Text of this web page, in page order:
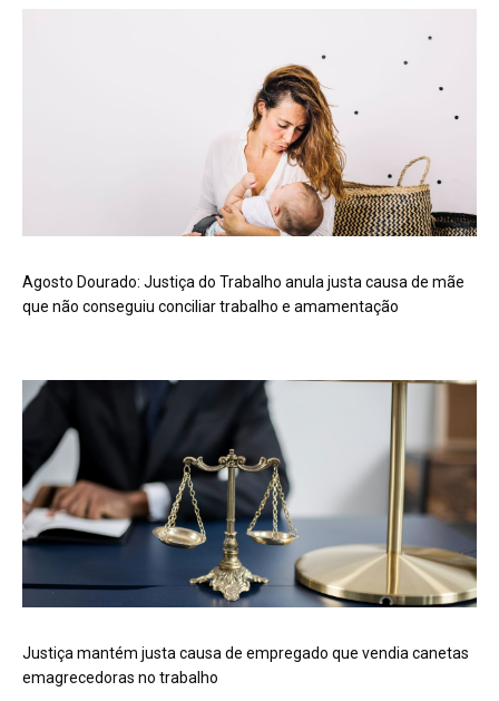
Agosto Dourado: Justiça do Trabalho anula justa causa de mãe
que não conseguiu conciliar trabalho e amamentação
Justiça mantém justa causa de empregado que vendia canetas
emagrecedoras no trabalho